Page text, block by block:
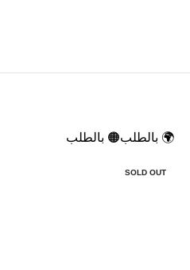
🌍 بالطلب🟠 بالطلب
SOLD OUT